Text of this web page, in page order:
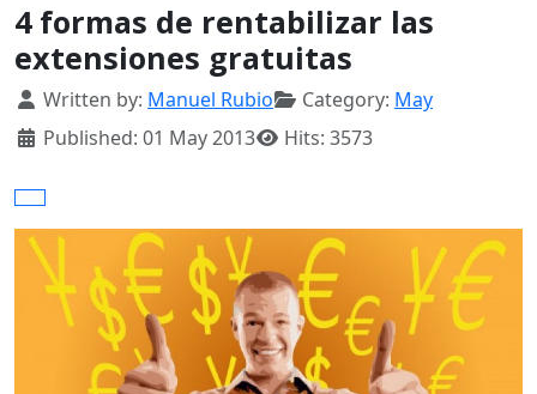
4 formas de rentabilizar las
extensiones gratuitas
Details
Written by: Manuel Rubio Category: May
Published: 01 May 2013
Hits: 3573